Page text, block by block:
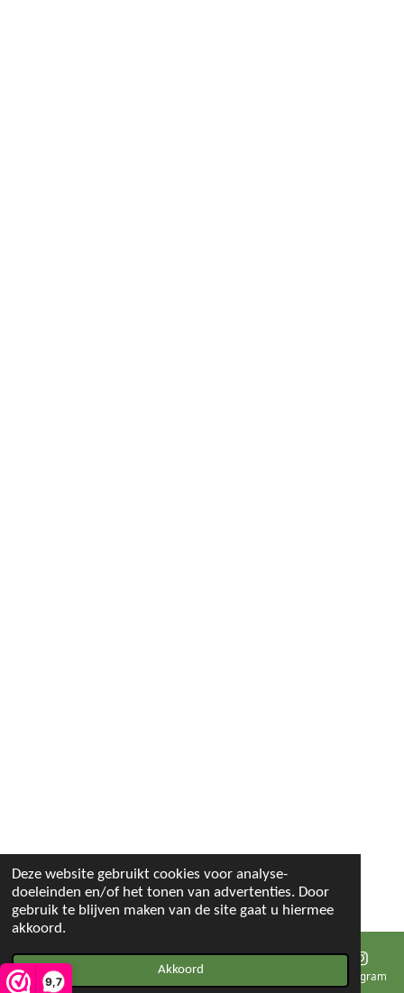
Deze website gebruikt cookies voor analyse-
doeleinden en/of het tonen van advertenties. Door
gebruik te blijven maken van de site gaat u hiermee
akkoord.
Akkoord
9,7
Instagram